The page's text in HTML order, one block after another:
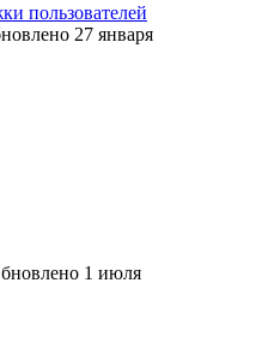
пользователей
27 января
1 июля